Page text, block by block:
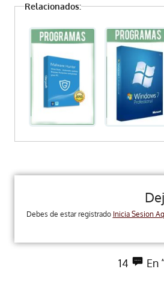
Relacionados:
Debes de estar registrado Inicia Sesion
14 En